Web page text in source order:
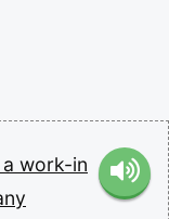
a work-in